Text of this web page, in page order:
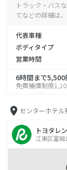
トラック・バス
てなどの詳細は
代表車種
ボディタイプ
営業時間
6時間まで5,500
免責補償制度
センターホテル
トヨタレ
江東区富岡